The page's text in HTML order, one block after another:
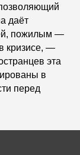
даёт
пожилым —
кризисе, —
эта
в
перед